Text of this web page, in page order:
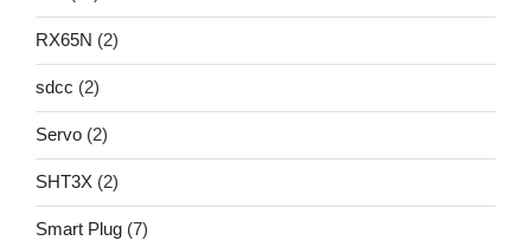
RX65N (2)
sdcc (2)
Servo (2)
SHT3X (2)
Smart Plug (7)